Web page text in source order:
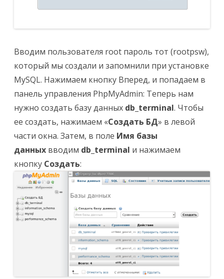
Вводим пользователя root пароль тот (rootpsw),
который мы создали и запомнили при установке
MySQL. Нажимаем кнопку Вперед, и попадаем в
панель управления PhpMyAdmin: Теперь нам
нужно создать базу данных db_terminal. Чтобы
ее создать, нажимаем «Создать БД» в левой
части окна. Затем, в поле Имя базы
данных вводим db_terminal и нажимаем
кнопку Создать: